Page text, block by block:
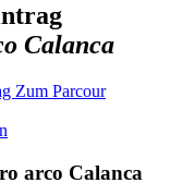
Calanca
Zum Parcour
arco Calanca